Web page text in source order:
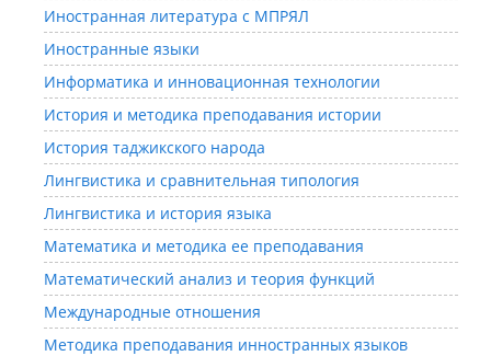
Иностранная литература с МПРЯЛ
Иностранные языки
Информатика и инновационная технологии
История и методика преподавания истории
История таджикского народа
Лингвистика и сравнительная типология
Лингвистика и история языка
Математика и методика ее преподавания
Математический анализ и теория функций
Международные отношения
Методика преподавания инностранных языков